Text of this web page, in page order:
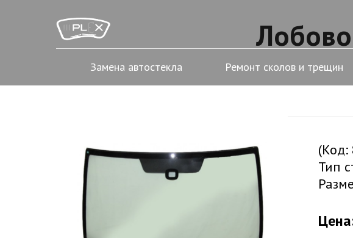
Замена автостекла Ремонт сколов и трещин
(Код:
Тип